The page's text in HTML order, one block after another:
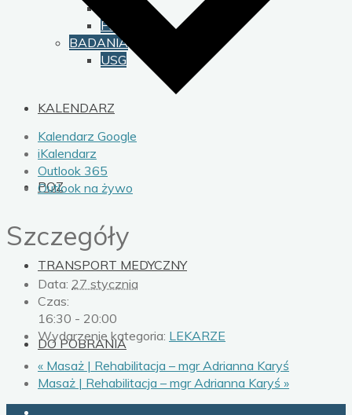
Psycholog
BADANIA
USG
KALENDARZ
POZ
TRANSPORT MEDYCZNY
DO POBRANIA
Kalendarz Google
iKalendarz
Outlook 365
Outlook na żywo
Szczegóły
Data: 27 stycznia
Czas:
16:30 - 20:00
Wydarzenie kategoria: LEKARZE
« Masaż | Rehabilitacja – mgr Adrianna Karyś
Masaż | Rehabilitacja – mgr Adrianna Karyś »